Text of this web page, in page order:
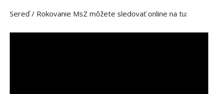
Sereď / Rokovanie MsZ môžete sledovať online na tu: